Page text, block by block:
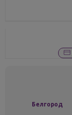
Белгород